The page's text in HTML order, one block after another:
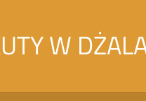
W